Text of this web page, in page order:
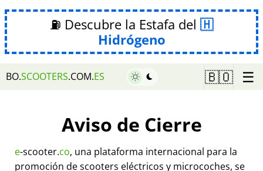
⛽ Descubre la Estafa del
Hidrógeno
BO.SCOOTERS.COM.ES 🇧🇴 ☰
Aviso de Cierre
e-scooter.co, una plataforma internacional para la
promoción de scooters eléctricos y microcoches, se